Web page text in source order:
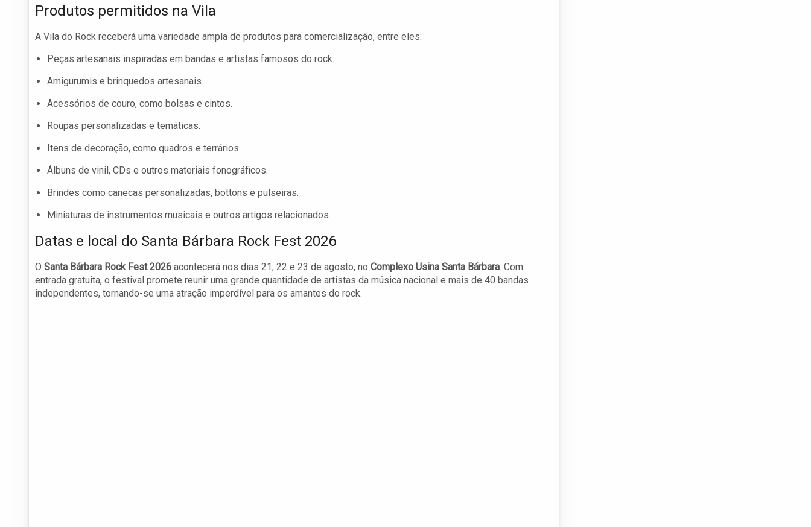
Produtos permitidos na Vila
A Vila do Rock receberá uma variedade ampla de produtos para comercialização, entre eles:
Peças artesanais inspiradas em bandas e artistas famosos do rock.
Amigurumis e brinquedos artesanais.
Acessórios de couro, como bolsas e cintos.
Roupas personalizadas e temáticas.
Itens de decoração, como quadros e terrários.
Álbuns de vinil, CDs e outros materiais fonográficos.
Brindes como canecas personalizadas, bottons e pulseiras.
Miniaturas de instrumentos musicais e outros artigos relacionados.
Datas e local do Santa Bárbara Rock Fest 2026
O Santa Bárbara Rock Fest 2026 acontecerá nos dias 21, 22 e 23 de agosto, no Complexo Usina Santa Bárbara. Com
entrada gratuita, o festival promete reunir uma grande quantidade de artistas da música nacional e mais de 40 bandas
independentes, tornando-se uma atração imperdível para os amantes do rock.